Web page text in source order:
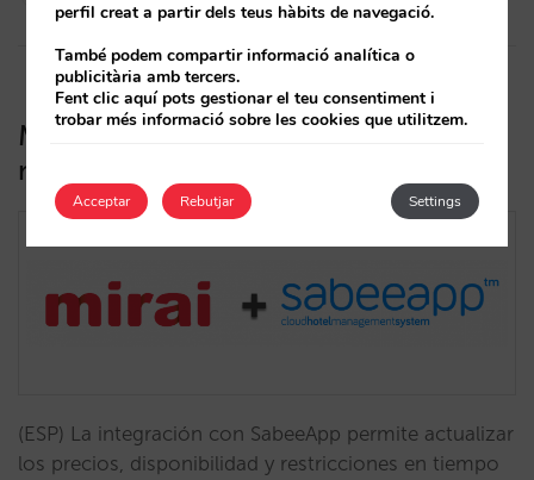
10/03/2022
Mirai s’integra 2-way amb el channel
manager de SabeeApp
(ESP) La integración con SabeeApp permite actualizar
los precios, disponibilidad y restricciones en tiempo
perfil creat a partir dels teus hàbits de navegació.
També podem compartir informació analítica o
publicitària amb tercers.
Fent clic aquí pots gestionar el teu consentiment i
trobar més informació sobre les cookies que utilitzem.
Acceptar Settings
Rebutjar